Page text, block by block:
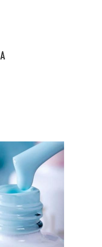
Маникюр на коротких
ногтях
Оттенки для маникюра